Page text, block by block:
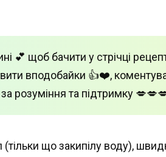
💕 щоб бачити у стрічці
вподобайки 👍❤️,
розуміння та підтримку
(тільки що закипілу воду),